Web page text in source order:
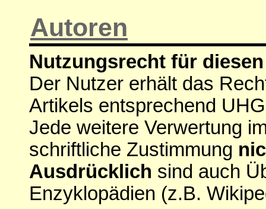
Autoren
Nutzungsrecht für
Der Nutzer erhält das
Artikels entsprechend
Jede weitere Verwertung
schriftliche Zustimmung
Ausdrücklich sind auch
Enzyklopädien (z.B.